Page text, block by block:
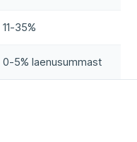
11-35%
0-5% laenusummast